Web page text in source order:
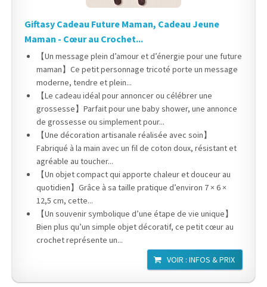
Giftasy Cadeau Future Maman, Cadeau Jeune
Maman - Cœur au Crochet...
【Un message plein d’amour et d’énergie pour une future
maman】Ce petit personnage tricoté porte un message
moderne, tendre et plein...
【Le cadeau idéal pour annoncer ou célébrer une
grossesse】Parfait pour une baby shower, une annonce
de grossesse ou simplement pour...
【Une décoration artisanale réalisée avec soin】
Fabriqué à la main avec un fil de coton doux, résistant et
agréable au toucher...
【Un objet compact qui apporte chaleur et douceur au
quotidien】Grâce à sa taille pratique d’environ 7 × 6 ×
12,5 cm, cette...
【Un souvenir symbolique d’une étape de vie unique】
Bien plus qu’un simple objet décoratif, ce petit cœur au
crochet représente un...
VOIR : INFOS & PRIX